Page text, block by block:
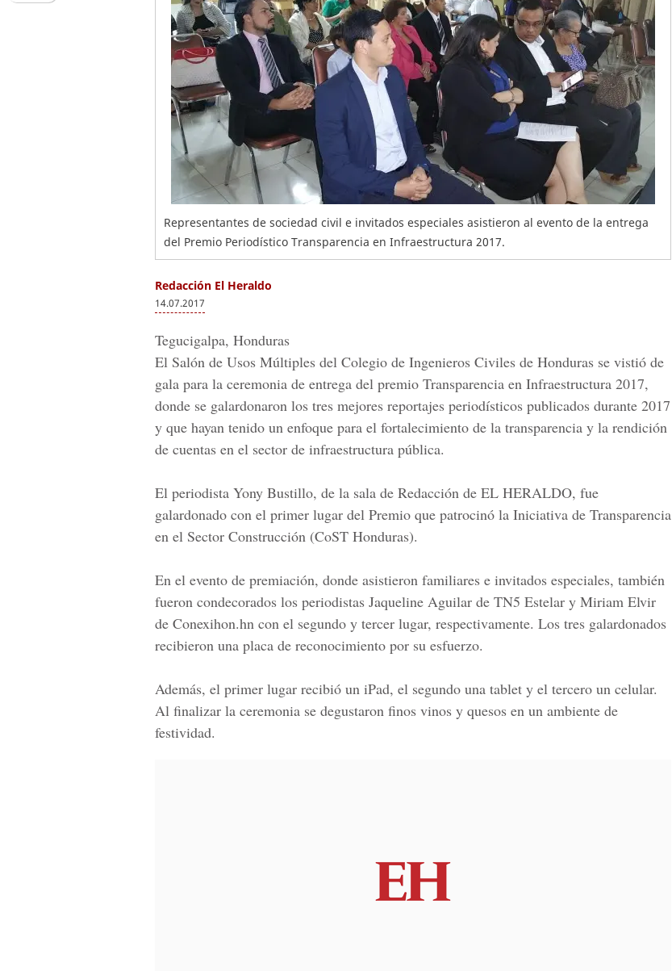
Representantes de sociedad civil e invitados especiales asistieron al evento de la entrega
del Premio Periodístico Transparencia en Infraestructura 2017.
Redacción El Heraldo
14.07.2017
Tegucigalpa, Honduras
El Salón de Usos Múltiples del Colegio de Ingenieros Civiles de Honduras se vistió de
gala para la ceremonia de entrega del premio Transparencia en Infraestructura 2017,
donde se galardonaron los tres mejores reportajes periodísticos publicados durante 2017
y que hayan tenido un enfoque para el fortalecimiento de la transparencia y la rendición
de cuentas en el sector de infraestructura pública.
El periodista Yony Bustillo, de la sala de Redacción de EL HERALDO, fue
galardonado con el primer lugar del Premio que patrocinó la Iniciativa de Transparencia
en el Sector Construcción (CoST Honduras).
En el evento de premiación, donde asistieron familiares e invitados especiales, también
fueron condecorados los periodistas Jaqueline Aguilar de TN5 Estelar y Miriam Elvir
de Conexihon.hn con el segundo y tercer lugar, respectivamente. Los tres galardonados
recibieron una placa de reconocimiento por su esfuerzo.
Además, el primer lugar recibió un iPad, el segundo una tablet y el tercero un celular.
Al finalizar la ceremonia se degustaron finos vinos y quesos en un ambiente de
festividad.